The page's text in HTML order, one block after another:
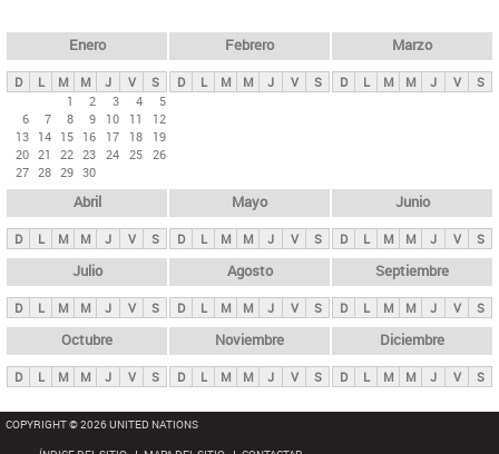
ds
p
n
i
p
a
l
s
Enero
D L M M J V
S
1
2 3 4
5
6
7 8 9 10 11
12
13 14 15 16 17 18
19
20 21 22 23 24 25 26
27 28 29 30
Febrero
D L M M J V S
Marzo
D L M M J V S
Abril
D L M M J V S
Mayo
D L M M J V S
Junio
D L M M J V S
Julio
D L M M J V S
Agosto
D L M M J V S
Septiembre
D L M M J V S
Octubre
D L M M J V S
Noviembre
D L M M J V S
Diciembre
D L M M J V S
COPYRIGHT © 2026 UNITED NATIONS